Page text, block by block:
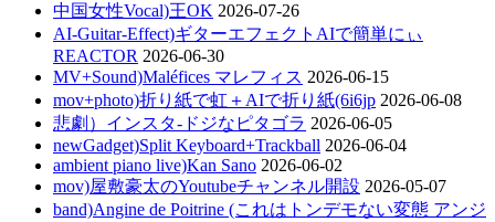
中国女性Vocal)王OK 2026-07-26
AI-Guitar-Effect)ギターエフェクトAIで簡単にぃ
REACTOR 2026-06-30
MV+Sound)Maléfices マレフィス 2026-06-15
mov+photo)折り紙で虹＋AIで折り紙(6i6jp 2026-06-08
悲劇）インスタ-ドジなピタゴラ 2026-06-05
newGadget)Split Keyboard+Trackball 2026-06-04
ambient piano live)Kan Sano 2026-06-02
mov)屋敷豪太のYoutubeチャンネル開設 2026-05-07
band)Angine de Poitrine (これはトンデモない変態 アンジ